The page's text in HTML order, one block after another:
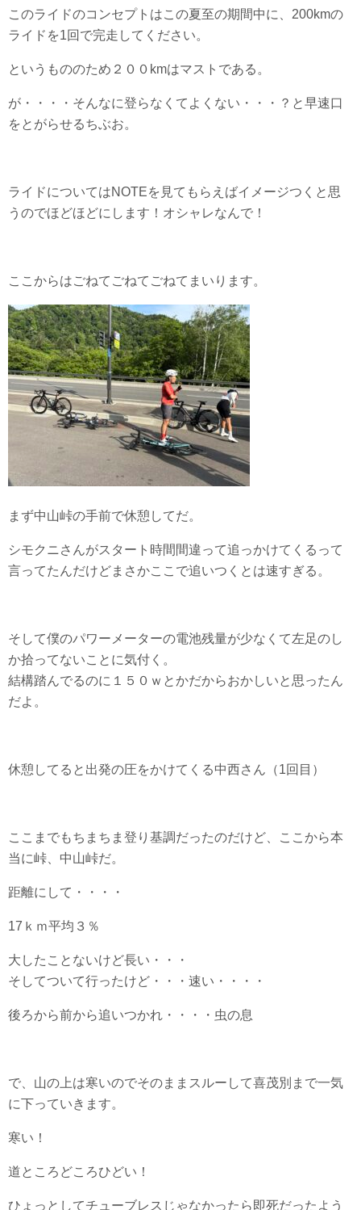
このライドのコンセプトはこの夏至の期間中に、200kmの
ライドを1回で完走してください。
というもののため２００kmはマストである。
が・・・・そんなに登らなくてよくない・・・？と早速口
をとがらせるちぶお。
ライドについてはNOTEを見てもらえばイメージつくと思
うのでほどほどにします！オシャレなんで！
ここからはごねてごねてごねてまいります。
まず中山峠の手前で休憩してだ。
シモクニさんがスタート時間間違って追っかけてくるって
言ってたんだけどまさかここで追いつくとは速すぎる。
そして僕のパワーメーターの電池残量が少なくて左足のし
か拾ってないことに気付く。
結構踏んでるのに１５０ｗとかだからおかしいと思ったん
だよ。
休憩してると出発の圧をかけてくる中西さん（1回目）
ここまでもちまちま登り基調だったのだけど、ここから本
当に峠、中山峠だ。
距離にして・・・・
17ｋｍ平均３％
大したことないけど長い・・・
そしてついて行ったけど・・・速い・・・・
後ろから前から追いつかれ・・・・虫の息
で、山の上は寒いのでそのままスルーして喜茂別まで一気
に下っていきます。
寒い！
道ところどころひどい！
ひょっとしてチューブレスじゃなかったら即死だったよう